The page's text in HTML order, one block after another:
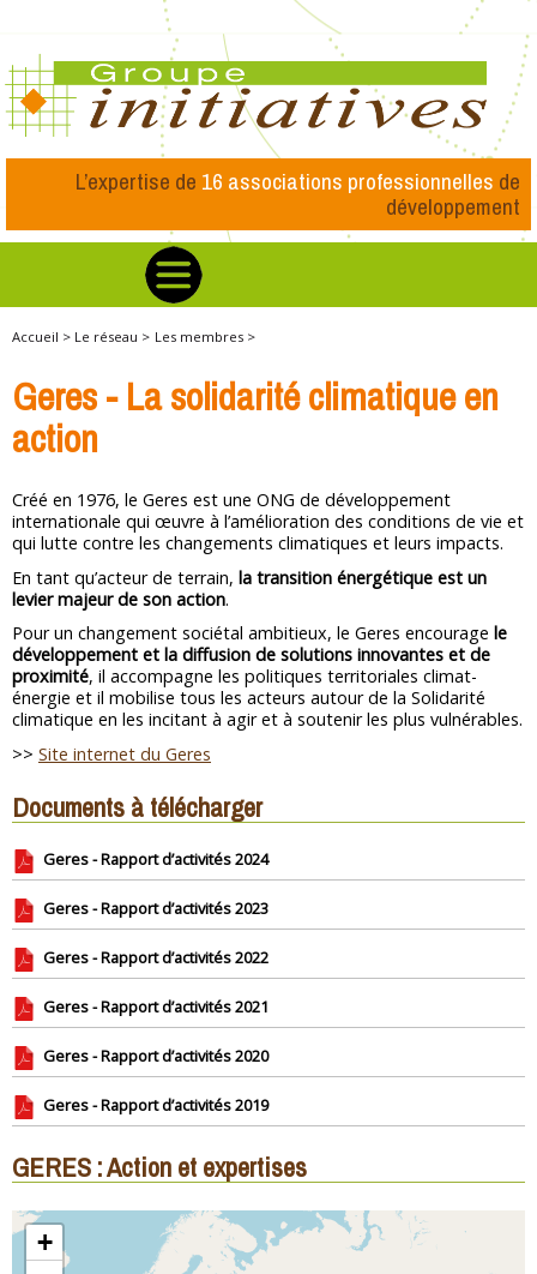
L’expertise de 16 associations professionnelles de
développement
Accueil > Le réseau > Les membres >
Geres - La solidarité climatique en
action
Créé en 1976, le Geres est une ONG de développement
internationale qui œuvre à l’amélioration des conditions de vie et
qui lutte contre les changements climatiques et leurs impacts.
En tant qu’acteur de terrain, la transition énergétique est un
levier majeur de son action.
Pour un changement sociétal ambitieux, le Geres encourage le
développement et la diffusion de solutions innovantes et de
proximité, il accompagne les politiques territoriales climat-
énergie et il mobilise tous les acteurs autour de la Solidarité
climatique en les incitant à agir et à soutenir les plus vulnérables.
>> Site internet du Geres
Documents à télécharger
Geres - Rapport d’activités 2024
Geres - Rapport d’activités 2023
Geres - Rapport d’activités 2022
Geres - Rapport d’activités 2021
Geres - Rapport d’activités 2020
Geres - Rapport d’activités 2019
GERES : Action et expertises
+